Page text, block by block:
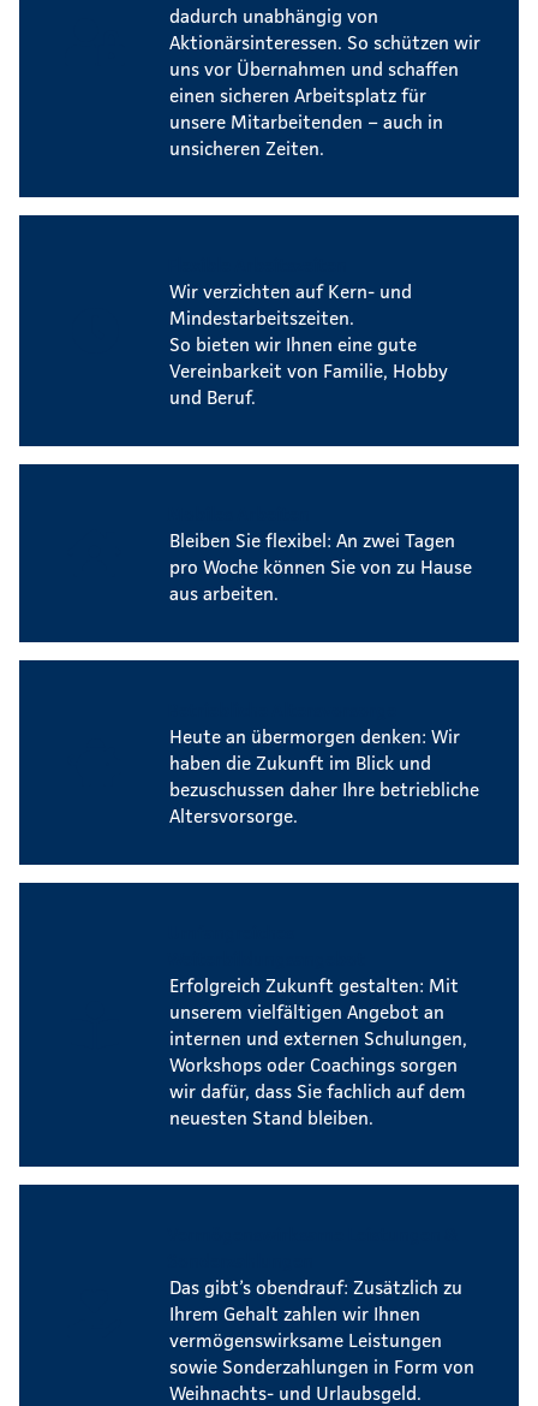
dadurch unabhängig von
Aktionärsinteressen. So schützen wir
uns vor Übernahmen und schaffen
einen sicheren Arbeitsplatz für
unsere Mitarbeitenden – auch in
unsicheren Zeiten.
Wir verzichten auf Kern- und
Mindestarbeitszeiten.
So bieten wir Ihnen eine gute
Vereinbarkeit von Familie, Hobby
und Beruf.
Bleiben Sie flexibel: An zwei Tagen
pro Woche können Sie von zu Hause
aus arbeiten.
Heute an übermorgen denken: Wir
haben die Zukunft im Blick und
bezuschussen daher Ihre betriebliche
Altersvorsorge.
Erfolgreich Zukunft gestalten: Mit
unserem vielfältigen Angebot an
internen und externen Schulungen,
Workshops oder Coachings sorgen
wir dafür, dass Sie fachlich auf dem
neuesten Stand bleiben.
Das gibt’s obendrauf: Zusätzlich zu
Ihrem Gehalt zahlen wir Ihnen
vermögenswirksame Leistungen
sowie Sonderzahlungen in Form von
Weihnachts- und Urlaubsgeld.